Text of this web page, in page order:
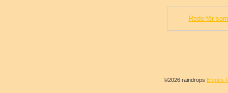
Redo för
©2026 raindrops Entries